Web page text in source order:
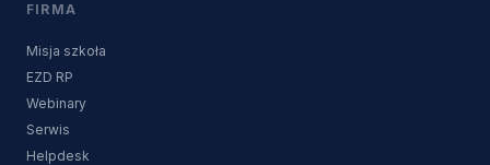
FIRMA
Misja szkoła
EZD RP
Webinary
Serwis
Helpdesk